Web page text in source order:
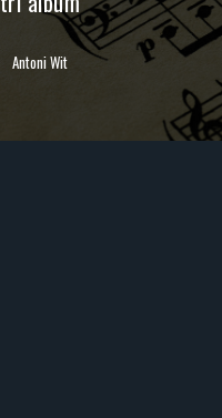
Antoni Wit